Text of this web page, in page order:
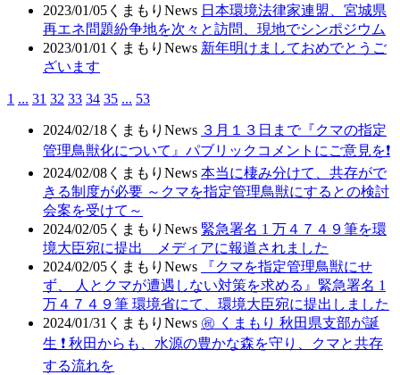
2023/01/05 くまもりNews 日本環境法律家連盟、宮城県
再エネ問題紛争地を次々と訪問、現地でシンポジウム
2023/01/01 くまもりNews 新年明けましておめでとうご
ざいます
1 ... 31 32 33 34 35 ... 53
2024/02/18 くまもりNews ３月１３日まで『クマの指定
管理鳥獣化について』パブリックコメントにご意見を❗
2024/02/08 くまもりNews 本当に棲み分けて、共存がで
きる制度が必要 ～クマを指定管理鳥獣にするとの検討
会案を受けて～
2024/02/05 くまもりNews 緊急署名 1 万４７４９筆を環
境大臣宛に提出 メディアに報道されました
2024/02/05 くまもりNews
『クマを指定管理鳥獣にせ
ず、 人とクマが遭遇しない対策を求める』緊急署名 1
万４７４９筆 環境省にて、環境大臣宛に提出しました
2024/01/31 くまもりNews ㊗ くまもり 秋田県支部が誕
生 ❗ 秋田からも、水源の豊かな森を守り、クマと共存
する流れを